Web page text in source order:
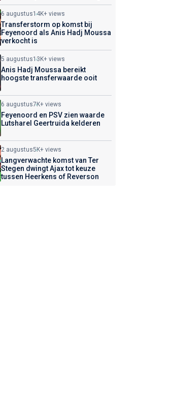
6 augustus14K+ views
Transferstorm op komst bij
Feyenoord als Anis Hadj Moussa
verkocht is
5 augustus13K+ views
Anis Hadj Moussa bereikt
hoogste transferwaarde ooit
6 augustus7K+ views
Feyenoord en PSV zien waarde
Lutsharel Geertruida kelderen
2 augustus5K+ views
Langverwachte komst van Ter
Stegen dwingt Ajax tot keuze
tussen Heerkens of Reverson